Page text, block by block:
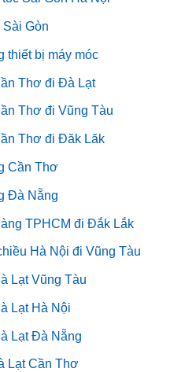
Gòn
thiết bị máy móc
Thơ đi Đà Lạt
Thơ đi Vũng Tàu
Thơ đi Đăk Lăk
Cần Thơ
Đà Nẵng
TPHCM đi Đắk Lắk
Hà Nội đi Vũng Tàu
Lạt Vũng Tàu
Lạt Hà Nội
Lạt Đà Nẵng
Lạt Cần Thơ